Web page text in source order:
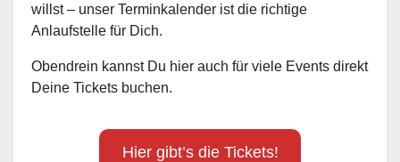
willst – unser Terminkalender ist die richtige
Anlaufstelle für Dich.
Obendrein kannst Du hier auch für viele Events direkt
Deine Tickets buchen.
Hier gibt’s die Tickets!